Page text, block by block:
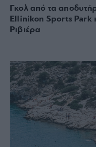
Γκολ από τα
Ellinikon Sports Park
Ριβιέρα